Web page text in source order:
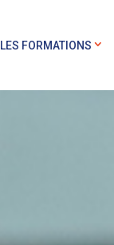
LES FORMATIONS